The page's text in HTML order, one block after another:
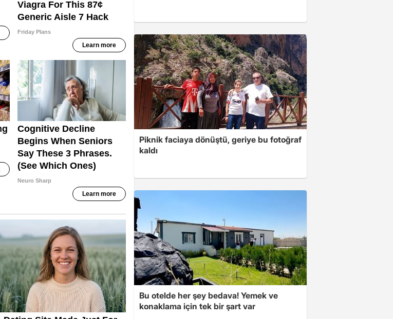
Piknik faciaya dönüştü, geriye bu fotoğraf
kaldı
Bu otelde her şey bedava! Yemek ve
konaklama için tek bir şart var